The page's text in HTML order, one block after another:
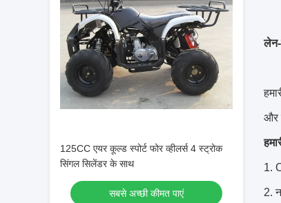
125CC एयर कूल्ड स्पोर्ट फोर व्हीलर्स 4 स्ट्रोक
सिंगल सिलेंडर के साथ
सबसे अच्छी कीमत पाएं
लेन-
और
1.
2.